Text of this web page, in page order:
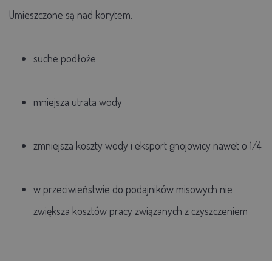
Umieszczone są nad korytem.
suche podłoże
mniejsza utrata wody
zmniejsza koszty wody i eksport gnojowicy nawet o 1/4
w przeciwieństwie do podajników misowych nie
zwiększa kosztów pracy związanych z czyszczeniem